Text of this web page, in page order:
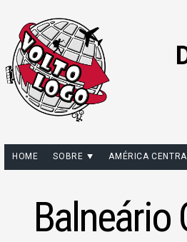
HOME SOBRE AMÉRICA
Balneário